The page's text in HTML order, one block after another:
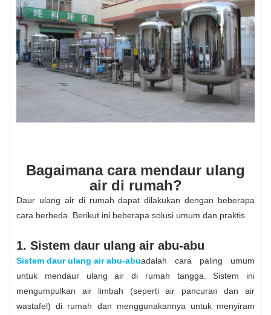
Bagaimana cara mendaur ulang
air di rumah?
Daur ulang air di rumah dapat dilakukan dengan beberapa
cara berbeda. Berikut ini beberapa solusi umum dan praktis.
1. Sistem daur ulang air abu-abu
Sistem daur ulang air abu-abuadalah cara paling umum
untuk mendaur ulang air di rumah tangga. Sistem ini
mengumpulkan air limbah (seperti air pancuran dan air
wastafel) di rumah dan menggunakannya untuk menyiram